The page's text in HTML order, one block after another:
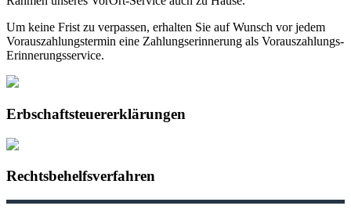
Um keine Frist zu verpassen, erhalten Sie auf Wunsch vor jedem
Vorauszahlungstermin eine Zahlungserinnerung als Vorauszahlungs-
Erinnerungsservice.
Erbschaft­steuer­erklärungen
Rechts­behelfs­verfahren